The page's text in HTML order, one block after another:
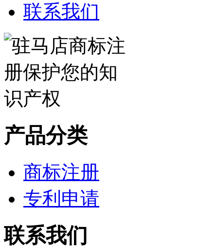
联系我们
产品分类
商标注册
专利申请
联系我们